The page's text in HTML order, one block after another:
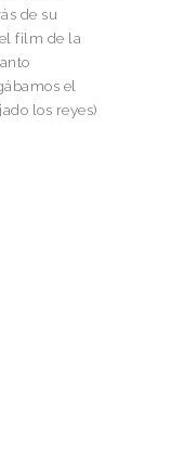
de su
film de la
el
los reyes)